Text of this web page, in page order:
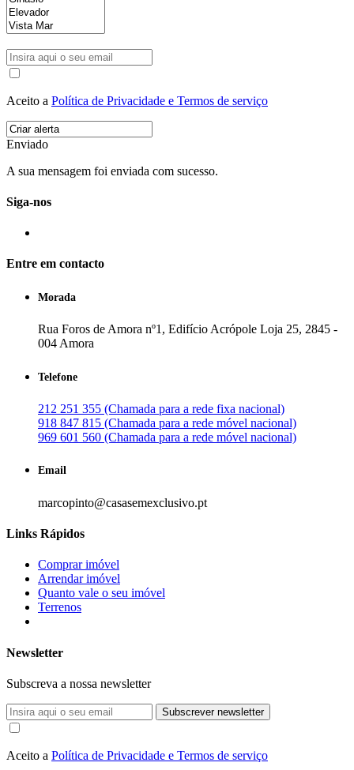
Aceito a Política de Privacidade e Termos de serviço
Enviado
A sua mensagem foi enviada com sucesso.
Siga-nos
Entre em contacto
Morada
Rua Foros de Amora nº1, Edifício Acrópole Loja 25, 2845 -
004 Amora
Telefone
212 251 355 (Chamada para a rede fixa nacional)
918 847 815 (Chamada para a rede móvel nacional)
969 601 560 (Chamada para a rede móvel nacional)
Email
marcopinto@casasemexclusivo.pt
Links Rápidos
Comprar imóvel
Arrendar imóvel
Quanto vale o seu imóvel
Terrenos
Newsletter
Subscreva a nossa newsletter
Subscrever newsletter
Aceito a Política de Privacidade e Termos de serviço